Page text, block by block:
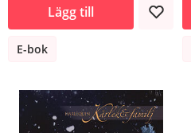
Lägg till
E-bok